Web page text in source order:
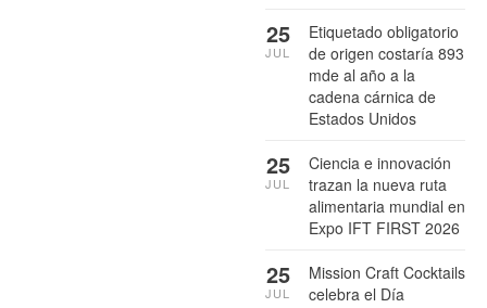
Etiquetado obligatorio
de origen costaría 893
mde al año a la
cadena cárnica de
Estados Unidos
25
JUL
Ciencia e innovación
trazan la nueva ruta
alimentaria mundial en
Expo IFT FIRST 2026
25
JUL
Mission Craft Cocktails
celebra el Día
25
JUL